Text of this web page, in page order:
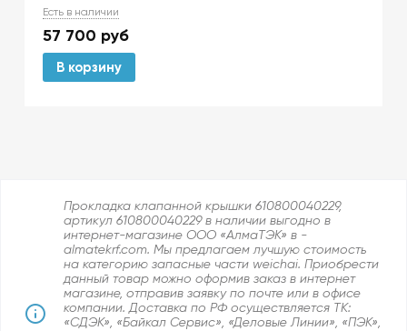
Есть в наличии
57 700 руб
В корзину
Прокладка клапанной крышки 610800040229,
артикул 610800040229 в наличии выгодно в
интернет-магазине ООО «АлмаТЭК» в -
almatekrf.com. Мы предлагаем лучшую стоимость
на категорию запасные части weichai. Приобрести
данный товар можно оформив заказ в интернет
магазине, отправив заявку по почте или в офисе
компании. Доставка по РФ осуществляется ТК:
«СДЭК», «Байкал Сервис», «Деловые Линии», «ПЭК»,